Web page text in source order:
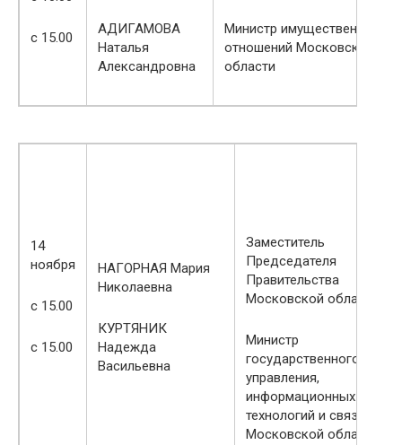
с 15.00
АДИГАМОВА
Наталья
Александровна
Министр имущественных
отношений Московской
области
14
ноября
с 15.00
с 15.00
НАГОРНАЯ Мария
Николаевна
КУРТЯНИК
Надежда
Васильевна
Заместитель
Председателя
Правительства
Московской области
Министр
государственного
управления,
информационных
технологий и связи
Московской области